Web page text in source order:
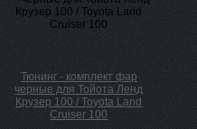
Тюнинг - комплект фар
черные для Тойота Ленд
Крузер 100 / Toyota Land
Cruiser 100